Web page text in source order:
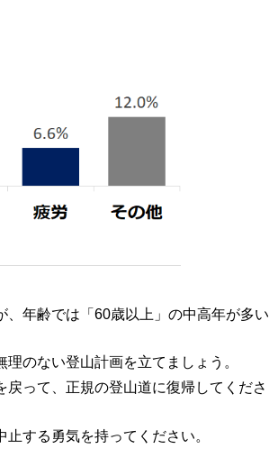
年齢では「60歳以上」の中高年が多い
のない登山計画を立てましょう。
って、正規の登山道に復帰してくださ
する勇気を持ってください。